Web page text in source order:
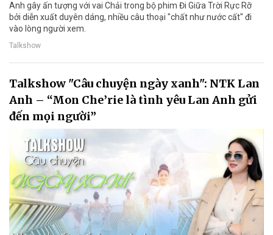
Anh gây ấn tượng với vai Chải trong bộ phim Đi Giữa Trời Rực Rỡ
bởi diễn xuất duyên dáng, nhiều câu thoại "chất như nước cất" đi
vào lòng người xem.
Talkshow
Talkshow "Câu chuyện ngày xanh": NTK Lan
Anh – “Mon Che’rie là tình yêu Lan Anh gửi
đến mọi người”